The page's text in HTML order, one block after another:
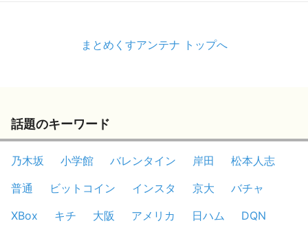
まとめくすアンテナ トップへ
話題のキーワード
乃木坂 小学館 バレンタイン 岸田
松本人志
普通
ビットコイン インスタ 京大
バチャ
XBox
キチ 大阪 アメリカ 日ハム
DQN